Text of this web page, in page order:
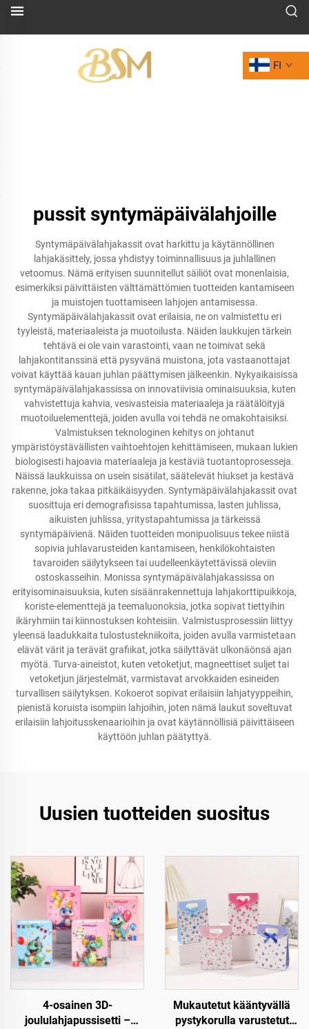
FI
pussit syntymäpäivälahjoille
Syntymäpäivälahjakassit ovat harkittu ja käytännöllinen
lahjakäsittely, jossa yhdistyy toiminnallisuus ja juhlallinen
vetoomus. Nämä erityisen suunnitellut säiliöt ovat monenlaisia,
esimerkiksi päivittäisten välttämättömien tuotteiden kantamiseen
ja muistojen tuottamiseen lahjojen antamisessa.
Syntymäpäivälahjakassit ovat erilaisia, ne on valmistettu eri
tyyleistä, materiaaleista ja muotoilusta. Näiden laukkujen tärkein
tehtävä ei ole vain varastointi, vaan ne toimivat sekä
lahjakontitanssinä että pysyvänä muistona, jota vastaanottajat
voivat käyttää kauan juhlan päättymisen jälkeenkin. Nykyaikaisissa
syntymäpäivälahjakassissa on innovatiivisia ominaisuuksia, kuten
vahvistettuja kahvia, vesivasteisia materiaaleja ja räätälöityjä
muotoiluelementtejä, joiden avulla voi tehdä ne omakohtaisiksi.
Valmistuksen teknologinen kehitys on johtanut
ympäristöystävällisten vaihtoehtojen kehittämiseen, mukaan lukien
biologisesti hajoavia materiaaleja ja kestäviä tuotantoprosesseja.
Näissä laukkuissa on usein sisätilat, säätelevät hiukset ja kestävä
rakenne, joka takaa pitkäikäisyyden. Syntymäpäivälahjakassit ovat
suosittuja eri demografisissa tapahtumissa, lasten juhlissa,
aikuisten juhlissa, yritystapahtumissa ja tärkeissä
syntymäpäivienä. Näiden tuotteiden monipuolisuus tekee niistä
sopivia juhlavarusteiden kantamiseen, henkilökohtaisten
tavaroiden säilytykseen tai uudelleenkäytettävissä oleviin
ostoskasseihin. Monissa syntymäpäivälahjakassissa on
erityisominaisuuksia, kuten sisäänrakennettuja lahjakorttipuikkoja,
koriste-elementtejä ja teemaluonoksia, jotka sopivat tiettyihin
ikäryhmiin tai kiinnostuksen kohteisiin. Valmistusprosessiin liittyy
yleensä laadukkaita tulostustekniikoita, joiden avulla varmistetaan
elävät värit ja terävät grafiikat, jotka säilyttävät ulkonäönsä ajan
myötä. Turva-aineistot, kuten vetoketjut, magneettiset suljet tai
vetoketjun järjestelmät, varmistavat arvokkaiden esineiden
turvallisen säilytyksen. Kokoerot sopivat erilaisiin lahjatyyppeihin,
pienistä koruista isompiin lahjoihin, joten nämä laukut soveltuvat
erilaisiin lahjoitusskenaarioihin ja ovat käytännöllisiä päivittäiseen
käyttöön juhlan päätyttyä.
Uusien tuotteiden suositus
4-osainen 3D-
joululahjapussisetti –
Mukautetut kääntyvällä
pystykorulla varustetut